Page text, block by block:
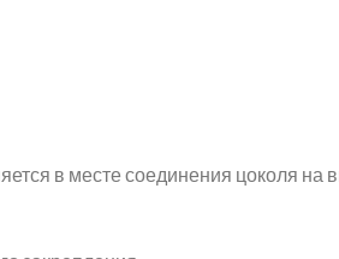
в месте соединения цоколя на